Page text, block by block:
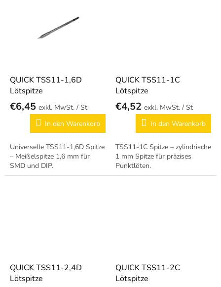
QUICK TSS11-1,6D
Lötspitze
€6,45
/ St
In den Warenkorb
Universelle TSS11-1,6D Spitze
– Meißelspitze 1,6 mm für
SMD und DIP.
QUICK TSS11-1C
Lötspitze
€4,52
/ St
In den Warenkorb
TSS11-1C Spitze – zylindrische
1 mm Spitze für präzises
Punktlöten.
QUICK TSS11-2,4D
Lötspitze
QUICK TSS11-2C
Lötspitze